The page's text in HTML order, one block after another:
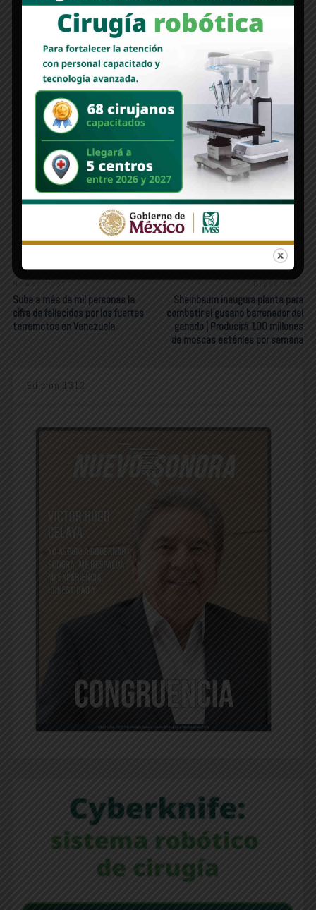
Guillermo Ochoa confirma que es uno de los
positivos por covid-19
“Vamos a hacer todo lo que esté en nuestras
manos”: Presidenta Claudia Sheinbaum; SRE inicia
acciones legales por muertes de mexicanos bajo
custodia y en operativos de ICE
Newer Post
Sube a más de mil personas la
cifra de fallecidos por los fuertes
terremotos en Venezuela
Older Post
Sheinbaum inaugura planta para
combatir el gusano barrenador del
ganado | Producirá 100 millones
de moscas estériles por semana
Edición 1312